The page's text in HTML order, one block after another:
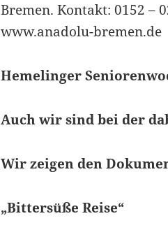
Bremen. Kontakt: 0152 –
www.anadolu-bremen.de
Hemelinger
Auch wir sind bei der
Wir zeigen den
„Bittersüße Reise“